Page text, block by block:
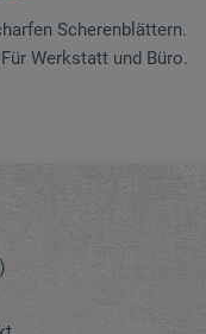
Scherenblättern.
Werkstatt und Büro.